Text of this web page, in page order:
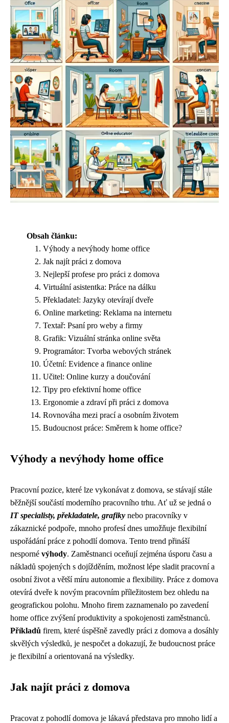
Obsah článku:
Výhody a nevýhody home office
Jak najít práci z domova
Nejlepší profese pro práci z domova
Virtuální asistentka: Práce na dálku
Překladatel: Jazyky otevírají dveře
Online marketing: Reklama na internetu
Textař: Psaní pro weby a firmy
Grafik: Vizuální stránka online světa
Programátor: Tvorba webových stránek
Účetní: Evidence a finance online
Učitel: Online kurzy a doučování
Tipy pro efektivní home office
Ergonomie a zdraví při práci z domova
Rovnováha mezi prací a osobním životem
Budoucnost práce: Směrem k home office?
Výhody a nevýhody home office
Pracovní pozice, které lze vykonávat z domova, se stávají stále
běžnější součástí moderního pracovního trhu. Ať už se jedná o
IT specialisty, překladatele, grafiky nebo pracovníky v
zákaznické podpoře, mnoho profesí dnes umožňuje flexibilní
uspořádání práce z pohodlí domova. Tento trend přináší
nesporné výhody. Zaměstnanci oceňují zejména úsporu času a
nákladů spojených s dojížděním, možnost lépe sladit pracovní a
osobní život a větší míru autonomie a flexibility. Práce z domova
otevírá dveře k novým pracovním příležitostem bez ohledu na
geografickou polohu. Mnoho firem zaznamenalo po zavedení
home office zvýšení produktivity a spokojenosti zaměstnanců.
Příkladů firem, které úspěšně zavedly práci z domova a dosáhly
skvělých výsledků, je nespočet a dokazují, že budoucnost práce
je flexibilní a orientovaná na výsledky.
Jak najít práci z domova
Pracovat z pohodlí domova je lákavá představa pro mnoho lidí a